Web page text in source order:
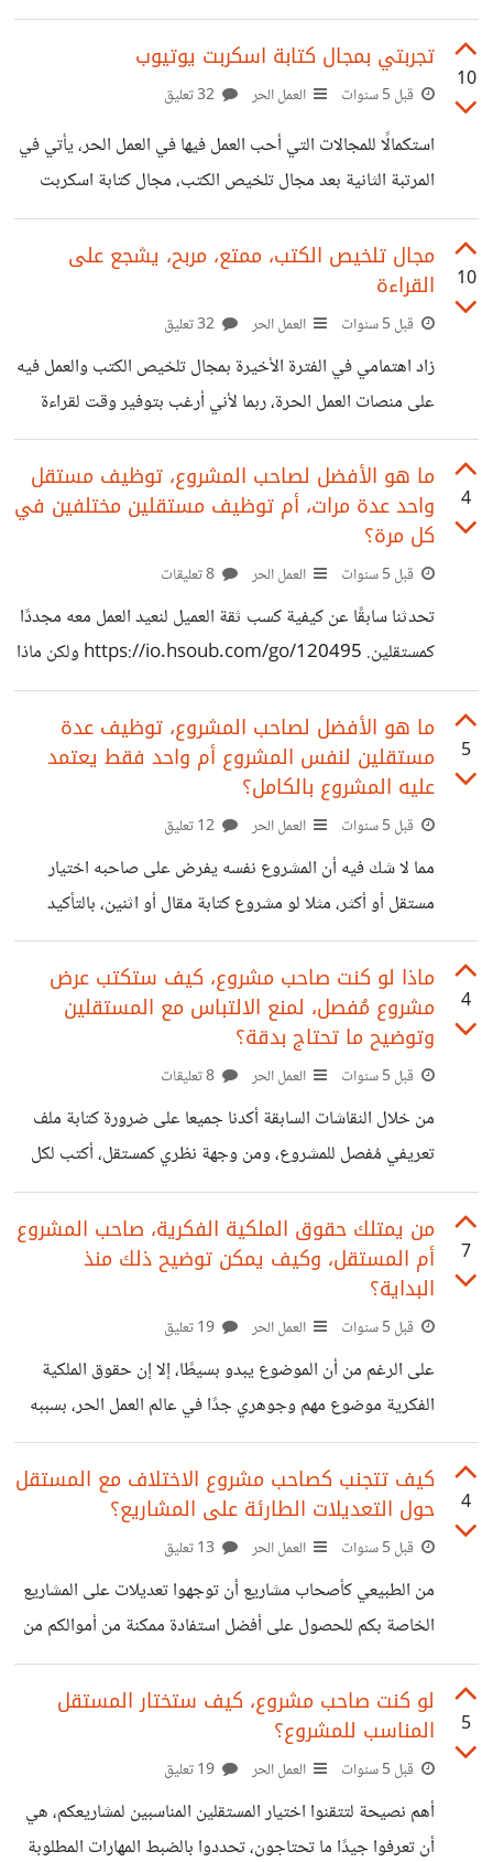
أمر ضروري لإيجاد رسومات وصور مثالية لتصميمكم، وفي
البرمجة أمر في غاية الأهمية عند كتابة الأكواد. مميزات كونكم
باحث جيد ستنفردون عن المستقلين بكونكم تجلبون أجدد
المعلومات وأغربها، وأهم ما يجذب الجمهور للمحتوى حاليًا هو
الغرابة والترفيه. لن تخطئون في تقديم تصميم عليه حقوق
ملكية، وهي من أهم الأمور في عالم التصميم، أن تقدموا فنكم
بدون الاستعانة بصور
10
تجربتي بمجال كتابة اسكربت يوتيوب
قبل 5 سنوات العمل الحر
استكمالًا للمجالات التي أحب العمل فيها في العمل الحر، يأتي في
المرتبة الثانية بعد مجال تلخيص الكتب، مجال كتابة اسكربت
يوتيوب. أظن بأنه أكثر انتشارًا على منصات العمل الحر الأجنبية،
ولكن العربية لا تخلو أيضًا، ولكن قد تختلف التخصصات في
القنوات العربية عن الأجنبية. وهذه خلاصة خبرتي في المجال،
وأرجو مشاركتي النقاش لمن يعمل فيه أو يود العمل به. هل مجال
كتابة اسكربت يوتيوب مربح؟ بمفرده غير مُربح، أقصى ثمن
شاهدته هو 15 دولار، وبما إن العمل لا يتكرر كثيرًا،
10
مجال تلخيص الكتب، ممتع، مربح، يشجع على
القراءة
قبل 5 سنوات العمل الحر
زاد اهتمامي في الفترة الأخيرة بمجال تلخيص الكتب والعمل فيه
على منصات العمل الحرة، ربما لأني أرغب بتوفير وقت لقراءة
كتب جديدة، أو ربما لأني أحببت المجال. وقد شاهدت مساهمة
هنا للأستاذ عمر العقلة، يناقش فيه بأن مجال تلخيص الكتب غير
مربح https://io.hsoub.com/go/125087 أظن بأني
خبرتي بالمجال تختلف مع خبرة أ. عمر، أو قد تكون رؤيتنا
للمجال من زوايا مختلفة. وهذه خلاصة خبرتي عن المجال،
لنتناقش فيه سويًا للاستفادة. هل مجال تلخيص الكتب مربح؟
نعم ولا في نفس الوقت، نعم
4
ما هو الأفضل لصاحب المشروع، توظيف مستقل
واحد عدة مرات، أم توظيف مستقلين مختلفين في
كل مرة؟
قبل 5 سنوات العمل الحر
تحدثنا سابقًا عن كيفية كسب ثقة العميل لنعيد العمل معه مجددًا
كمستقلين. https://io.hsoub.com/go/120495 ولكن ماذا
عن صاحب المشروع نفسه، هل يرغب أو يفضل التعامل مع نفس
المستقل أكثر من مرة، أم من مصلحته التعامل مع مستقلين
مختلفين في نفس المشروع كل مرة؟ دعونا نناقش الأمر من
وجهة نظر أصحاب المشاريع، ما هو الأفضل لهم، ولنذكر المميزات
والعيوب الممكنة. مميزات وعيوب التعامل مع نفس المستقل عدة
مرات لنفس لمشروع يجد صاحب المشروع راحة أكبر لإعادة
التعامل مع نفس المستقل خاصة لو
5
ما هو الأفضل لصاحب المشروع، توظيف عدة
مستقلين لنفس المشروع أم واحد فقط يعتمد
عليه المشروع بالكامل؟
قبل 5 سنوات العمل الحر
مما لا شك فيه أن المشروع نفسه يفرض على صاحبه اختيار
مستقل أو أكثر، مثلا لو مشروع كتابة مقال أو اثنين، بالتأكيد
سنختار مستقل واحد، أو لو كتابة عشر مقالات بالأسبوع أو أكثر،
سنحتاج إلى أكثر من مستقل، ولكننا هنا نتحدث عن المشاريع
متوسطة الحجم، يستطيع مستقل واحد تنفيذها ولكن يفضل
وجود أكثر من مستقل، ماذا سوف نفعل؟ لنستعرض معًا مميزات
وعيوب تعيين أكثر من مستقل لنفس المشروع، ونقدم حلول
ممكنة للعيوب. مميزات وعيوب تعيين مستقل واحد بمجرد فهمه
للمشروع
4
ماذا لو كنت صاحب مشروع، كيف ستكتب عرض
مشروع مُفصل، لمنع الالتباس مع المستقلين
وتوضيح ما تحتاج بدقة؟
قبل 5 سنوات العمل الحر
من خلال النقاشات السابقة أكدنا جميعا على ضرورة كتابة ملف
تعريفي مُفصل للمشروع، ومن وجهة نظري كمستقل، أكتب لكل
صاحب عمل، كيفية كتابة عرض عمل دقيق، وما أحتاج إليه
لمعرفته من العميل، بهذه الطريقة تضح الصورة لكلينا، وهكذا
يسير العمل بأفضل طريقة. وأنتم أصدقائي شاركوني بالتفاصيل
التي تتمنون إيجادها في ملفات التعريف بالعمل أو عروض
المشاريع، لنساعد كلنا بعضنا البعض، ونظفر بأفضل نتيجة لكيفية
كتابة تفاصيل العمل. عنوان المشروع من هو المطلوب بالمشروع،
كاتب أم مصمم أم مبرمج أو غيرهم،
7
من يمتلك حقوق الملكية الفكرية، صاحب المشروع
أم المستقل، وكيف يمكن توضيح ذلك منذ
البداية؟
قبل 5 سنوات العمل الحر
على الرغم من أن الموضوع يبدو بسيطًا، إلا إن حقوق الملكية
الفكرية موضوع مهم وجوهري جدًا في عالم العمل الحر، بسببه
تحدث خلافات كثيرة بين المستقلين وأصحاب المشاريع خاصة
المبتدئين منهم. لا أخفي عليكم بأنني لا أعلم جميع القوانين
الخاصة بحقوق الملكية الفكرية، لذلك دعونا نتناقش في بعض
النقاط التالية لعلنا جميعا نستفيد. حقوق الملكية الفكرية في دور
النشر بالنسبة لدور النشر والصحف، هناك أكثر من مفهوم، حقوق
الملكية الفكرية للعمل نفسه سواء مقال أو رواية، يخص الكاتب،
4
كيف تتجنب كصاحب مشروع الاختلاف مع المستقل
حول التعديلات الطارئة على المشاريع؟
قبل 5 سنوات العمل الحر
من الطبيعي كأصحاب مشاريع أن توجهوا تعديلات على المشاريع
الخاصة بكم للحصول على أفضل استفادة ممكنة من أموالكم من
المستقلين، ولكن التعديلات تسبب اختلافات عديدة بين صاحب
المشروع والمستقل مما يضر بالعمل أو يخسر صاحب المشروع
إمكانية التعامل مع مستقل جيد مجددًا، ويتعطل العمل لأيام
إضافية للتعديل. لتفادي هذا الخلاف هناك بعض الخطوات التي
يمكننا جميعا اتباعها سواء أصحاب مشاريع أو مستقلين. شرح
العمل بالتفاصيل مثلا لو كنتم تطلبون كُتاب محتوى، لا يكفي ذكر
5
لو كنت صاحب مشروع، كيف ستختار المستقل
المناسب للمشروع؟
قبل 5 سنوات العمل الحر
أهم نصيحة لتتقنوا اختيار المستقلين المناسبين لمشاريعكم، هي
أن تعرفوا جيدًا ما تحتاجون، تحددوا بالضبط المهارات المطلوبة